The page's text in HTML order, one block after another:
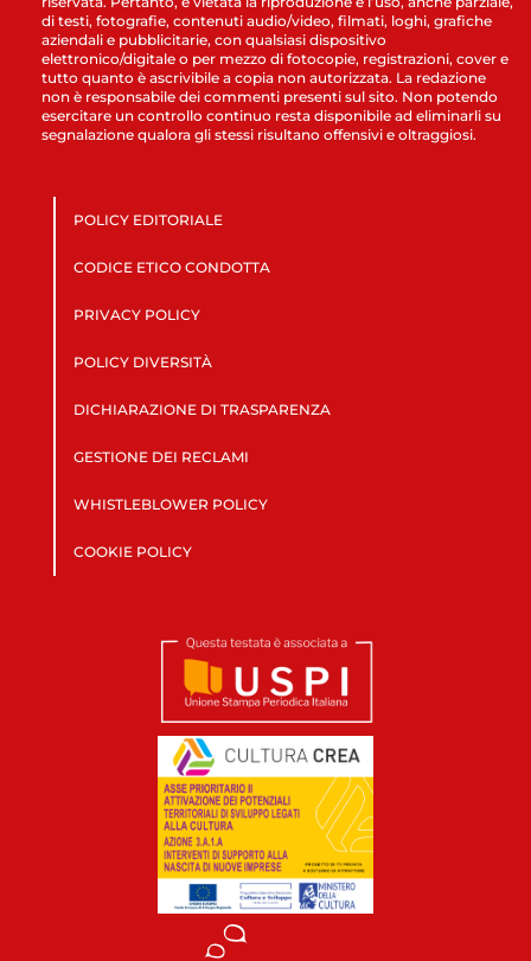
di testi, fotografie, contenuti audio/video, filmati, loghi, grafiche
aziendali e pubblicitarie, con qualsiasi dispositivo
elettronico/digitale o per mezzo di fotocopie, registrazioni, cover e
tutto quanto è ascrivibile a copia non autorizzata. La redazione
non è responsabile dei commenti presenti sul sito. Non potendo
esercitare un controllo continuo resta disponibile ad eliminarli su
segnalazione qualora gli stessi risultano offensivi e oltraggiosi.
POLICY EDITORIALE
CODICE ETICO CONDOTTA
PRIVACY POLICY
POLICY DIVERSITÀ
DICHIARAZIONE DI TRASPARENZA
GESTIONE DEI RECLAMI
WHISTLEBLOWER POLICY
COOKIE POLICY